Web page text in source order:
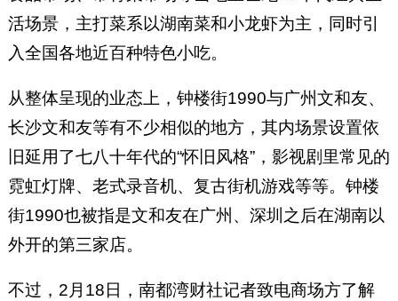
活场景，主打菜系以湖南菜和小龙虾为主，同时引
入全国各地近百种特色小吃。
从整体呈现的业态上，钟楼街1990与广州文和友、
长沙文和友等有不少相似的地方，其内场景设置依
旧延用了七八十年代的“怀旧风格”，影视剧里常见的
霓虹灯牌、老式录音机、复古街机游戏等等。钟楼
街1990也被指是文和友在广州、深圳之后在湖南以
外开的第三家店。
不过，2月18日，南都湾财社记者致电商场方了解